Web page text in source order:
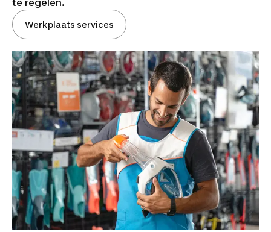
te regelen.
Werkplaats services